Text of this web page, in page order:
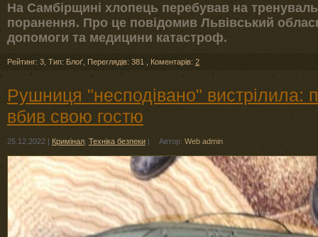
На Самбірщині хлопець перебував на
поранення. Про це повідомив Львівський
допомоги та медицини катастроф.
Рейтинг: 3 Тип: Блоґ Переглядів: 381 Коментарів: 2
Рушниця "несподівано" вистрілила:
вбив свою гостю
25.12.2022 | Кримінал Техніка безпеки | Автор: Web admin